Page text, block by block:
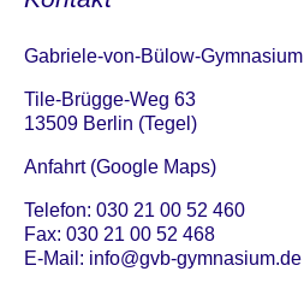
Gabriele-von-Bülow-Gymnasium
Tile-Brügge-Weg 63
13509 Berlin (Tegel)
Anfahrt (Google Maps)
Telefon: 030 21 00 52 460
Fax: 030 21 00 52 468
E-Mail: info@gvb-gymnasium.de